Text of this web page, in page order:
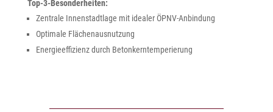
Top-3-Besonderheiten:
Zentrale Innenstadtlage mit idealer ÖPNV-Anbindung
Optimale Flächenausnutzung
Energieeffizienz durch Betonkerntemperierung